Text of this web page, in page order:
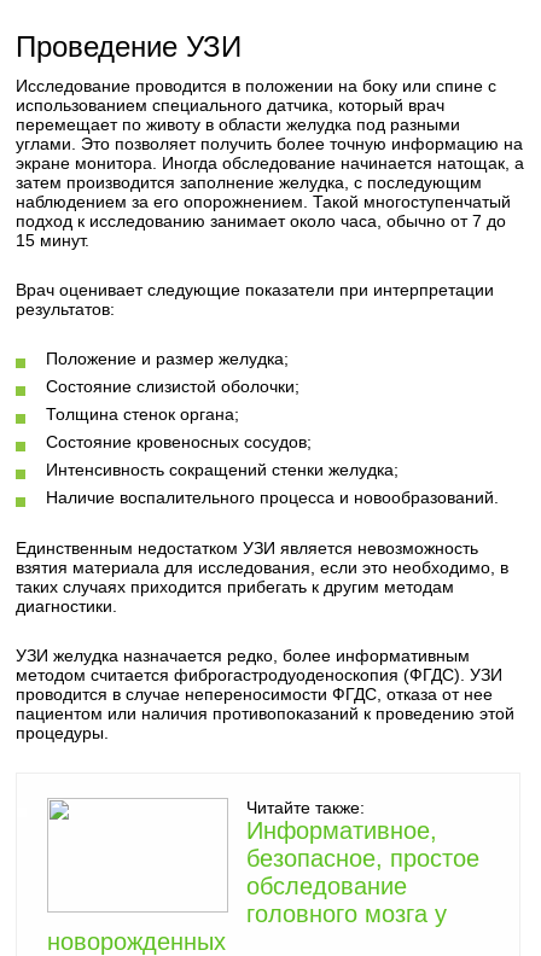
Проведение УЗИ
Исследование проводится в положении на боку или спине с
использованием специального датчика, который врач
перемещает по животу в области желудка под разными
углами. Это позволяет получить более точную информацию на
экране монитора. Иногда обследование начинается натощак, а
затем производится заполнение желудка, с последующим
наблюдением за его опорожнением. Такой многоступенчатый
подход к исследованию занимает около часа, обычно от 7 до
15 минут.
Врач оценивает следующие показатели при интерпретации
результатов:
Положение и размер желудка;
Состояние слизистой оболочки;
Толщина стенок органа;
Состояние кровеносных сосудов;
Интенсивность сокращений стенки желудка;
Наличие воспалительного процесса и новообразований.
Единственным недостатком УЗИ является невозможность
взятия материала для исследования, если это необходимо, в
таких случаях приходится прибегать к другим методам
диагностики.
УЗИ желудка назначается редко, более информативным
методом считается фиброгастродуоденоскопия (ФГДС). УЗИ
проводится в случае непереносимости ФГДС, отказа от нее
пациентом или наличия противопоказаний к проведению этой
процедуры.
Читайте также:
Информативное,
безопасное, простое
обследование
головного мозга у
новорожденных